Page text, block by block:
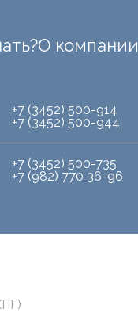
О компании
+7 (3452) 500-914
+7 (3452) 500-944
+7 (3452) 500-735
+7 (982) 770 36-96